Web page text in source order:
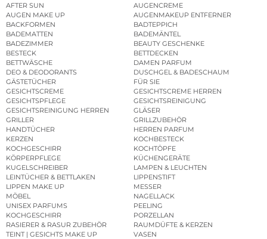
AFTER SUN
AUGENCREME
AUGEN MAKE UP
AUGENMAKEUP ENTFERNER
BACKFORMEN
BADTEPPICH
BADEMATTEN
BADEMÄNTEL
BADEZIMMER
BEAUTY GESCHENKE
BESTECK
BETTDECKEN
BETTWÄSCHE
DAMEN PARFUM
DEO & DEODORANTS
DUSCHGEL & BADESCHAUM
GÄSTETÜCHER
FÜR SIE
GESICHTSCREME
GESICHTSCREME HERREN
GESICHTSPFLEGE
GESICHTSREINIGUNG
GESICHTSREINIGUNG HERREN
GLÄSER
GRILLER
GRILLZUBEHÖR
HANDTÜCHER
HERREN PARFUM
KERZEN
KOCHBESTECK
KOCHGESCHIRR
KOCHTÖPFE
KÖRPERPFLEGE
KÜCHENGERÄTE
KUGELSCHREIBER
LAMPEN & LEUCHTEN
LEINTÜCHER & BETTLAKEN
LIPPENSTIFT
LIPPEN MAKE UP
MESSER
MÖBEL
NAGELLACK
UNISEX PARFUMS
PEELING
KOCHGESCHIRR
PORZELLAN
RASIERER & RASUR ZUBEHÖR
RAUMDÜFTE & KERZEN
TEINT | GESICHTS MAKE UP
VASEN